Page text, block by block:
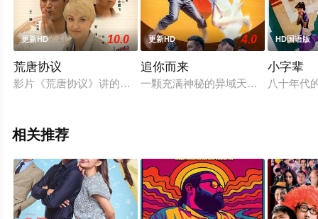
更新HD 10.0
荒唐协议
影片《荒唐协议》讲的是，以收购废品为生的王大富，与外国
更新HD 4.0
追你而来
一颗充满神秘的异域天珠，引发一连
HD国语版
小字辈
八十年代
相关推荐